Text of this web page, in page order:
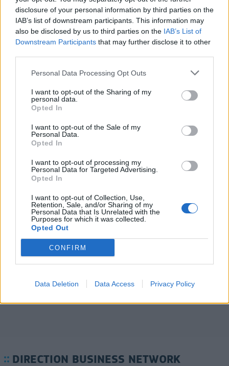
disclosure of your personal information by third parties on the
IAB’s list of downstream participants. This information may
also be disclosed by us to third parties on the IAB’s List of
Downstream Participants that may further disclose it to other
Personal Data Processing Opt Outs
I want to opt-out of the Sharing of my
personal data.
Opted In
I want to opt-out of the Sale of my
Personal Data.
Opted In
I want to opt-out of processing my
Personal Data for Targeted Advertising.
Opted In
I want to opt-out of Collection, Use,
Retention, Sale, and/or Sharing of my
Personal Data that Is Unrelated with the
Purposes for which it was collected.
Opted Out
CONFIRM
Data Deletion Data Access Privacy Policy
Αλ. Τσίπρας: Στις 2 Σεπτεμβρίου η παρουσίαση του
οικονομικού προγράμματος της ΕΛ.Α.Σ. στη
Θεσσαλονίκη
Στα 15 δισ. ευρώ ο στόχος για νέα δάνεια το 2026
τραπεζών το α΄ εξάμηνο
09/08/2026 - 10:52
Ισπανία – Ιταλία: Κλιμακώνεται η αντιπαράθεση
για το μεταναστευτικό με αμοιβαίους συνοριακούς
ελέγχους
09/08/2026 - 10:29 ΚΟΣΜΟΣ
Από τη Δυτική Αττική στη Νότια Γαλλία : Οι
εμπειρίες Ελλήνων και Γάλλων πυροσβεστών από
τα πύρινα μέτωπα
09/08/2026 - 12:08 ΚΟΣΜΟΣ
Αυξημένη η επιβατική κίνηση από το λιμάνι του
Πειραιά – Περίπου 60.000 ταξίδεψαν Παρασκευή
και Σάββατο
DIRECTION BUSINESS NETWORK